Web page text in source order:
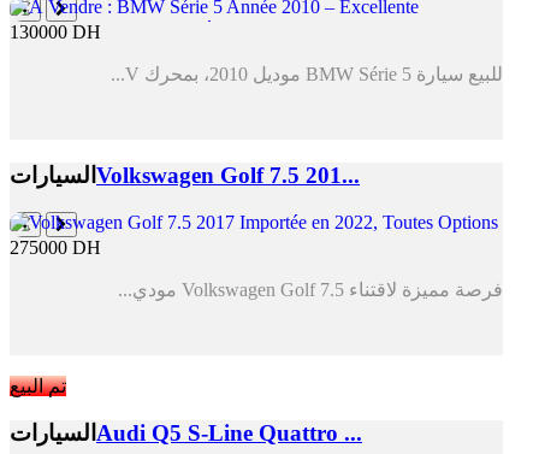
130000 DH
للبيع سيارة BMW Série 5 موديل 2010، بمحرك V...
السيارات Volkswagen Golf 7.5 201...
275000 DH
فرصة مميزة لاقتناء Volkswagen Golf 7.5 مودي...
تم البيع
السيارات Audi Q5 S-Line Quattro ...